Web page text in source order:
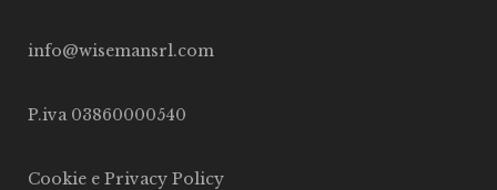
info@wisemansrl.com
P.iva 03860000540
Cookie e Privacy Policy